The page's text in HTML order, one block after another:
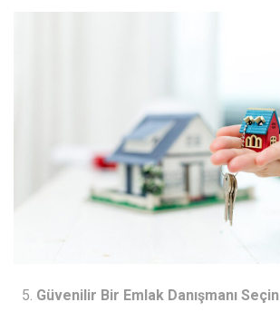
Güvenilir Bir Emlak Danışmanı Seçin